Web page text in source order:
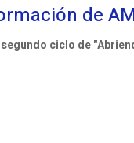
de
ciclo de